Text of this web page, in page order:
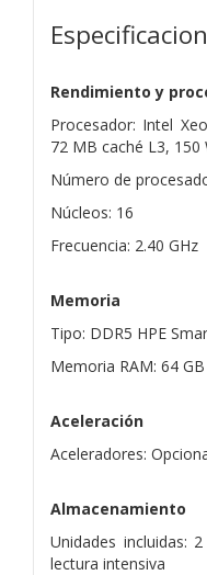
Rendimiento y
Procesador: Intel
72 MB caché L3, 150
Número de
Núcleos: 16
Frecuencia: 2.40 GHz
Memoria
Tipo: DDR5 HPE
Memoria RAM: 64
Aceleración
Aceleradores:
Almacenamiento
Unidades incluidas:
lectura intensiva